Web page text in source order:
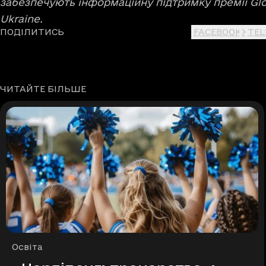
Ukraine.
ПОДІЛИТИСЬ FACEBOOK X
ЧИТАЙТЕ БІЛЬШЕ
Рубрики
Освіта